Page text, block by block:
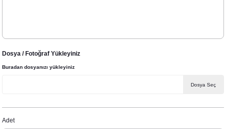
Dosya / Fotoğraf Yükleyiniz
Buradan dosyanızı yükleyiniz
Dosya Seç
Adet